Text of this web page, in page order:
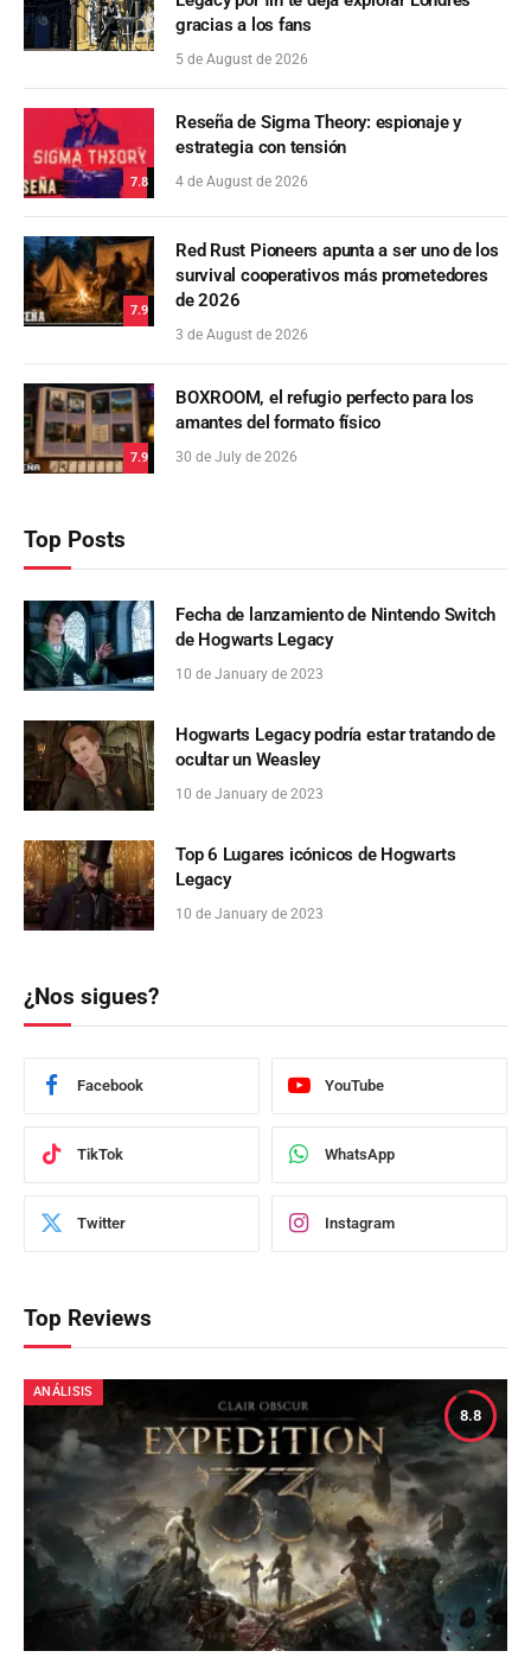
gracias a los fans
5 de August de 2026
7.8
Reseña de Sigma Theory: espionaje y
estrategia con tensión
4 de August de 2026
7.9
Red Rust Pioneers apunta a ser uno de los
survival cooperativos más prometedores
de 2026
3 de August de 2026
7.9
BOXROOM, el refugio perfecto para los
amantes del formato físico
30 de July de 2026
Top Posts
Fecha de lanzamiento de Nintendo Switch
de Hogwarts Legacy
10 de January de 2023
Hogwarts Legacy podría estar tratando de
ocultar un Weasley
10 de January de 2023
Top 6 Lugares icónicos de Hogwarts
Legacy
10 de January de 2023
¿Nos sigues?
Facebook YouTube
TikTok WhatsApp
Twitter Instagram
Top Reviews
8.8
ANÁLISIS